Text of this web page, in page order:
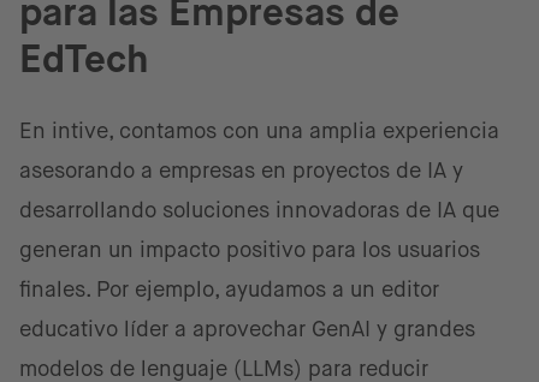
para las Empresas de
EdTech
En intive, contamos con una amplia experiencia
asesorando a empresas en proyectos de IA y
desarrollando soluciones innovadoras de IA que
generan un impacto positivo para los usuarios
finales. Por ejemplo, ayudamos a un editor
educativo líder a aprovechar GenAI y grandes
modelos de lenguaje (LLMs) para reducir